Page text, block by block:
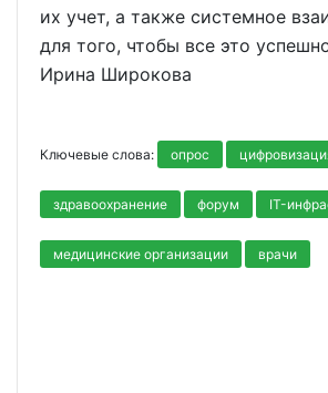
их учет, а также системное
для того, чтобы все это
Ирина Широкова
Ключевые слова: опрос
здравоохранение форум IT-
медицинские организации врачи